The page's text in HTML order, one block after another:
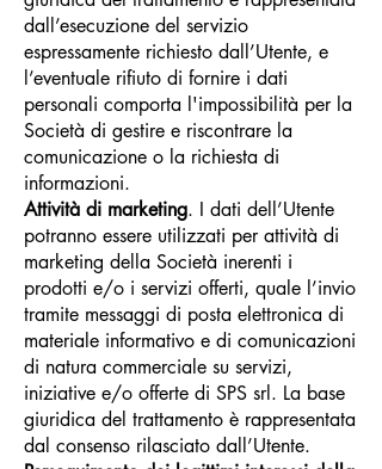
dall’esecuzione del servizio
espressamente richiesto dall’Utente, e
l’eventuale rifiuto di fornire i dati
personali comporta l'impossibilità per la
Società di gestire e riscontrare la
comunicazione o la richiesta di
informazioni.
Attività di marketing. I dati dell’Utente
potranno essere utilizzati per attività di
marketing della Società inerenti i
prodotti e/o i servizi offerti, quale l’invio
tramite messaggi di posta elettronica di
materiale informativo e di comunicazioni
di natura commerciale su servizi,
iniziative e/o offerte di SPS srl. La base
giuridica del trattamento è rappresentata
dal consenso rilasciato dall’Utente.